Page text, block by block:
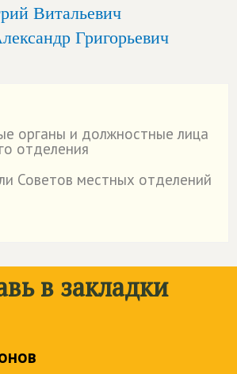
Витальевич
Григорьевич
органы и должностные лица
отделения
Советов местных отделений
в закладки